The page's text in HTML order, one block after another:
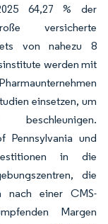
64,27 % der
versicherte
von nahezu 8
werden mit
einsetzen, um
Pennsylvania und
in die
die
nach einer CMS-
Margen